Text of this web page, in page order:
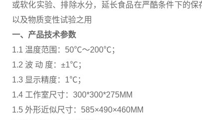
或软化实验、排除水分，延长食品在严酷条件下的
以及物质变性试验之用
一、产品技术参数
1.1 温度范围：50℃～200℃；
1.2 波 动 度：±1℃；
1.3 显示精度：1℃；
1.4 工作室尺寸：300*300*275MM
1.5 外形近似尺寸：585×490×460MM